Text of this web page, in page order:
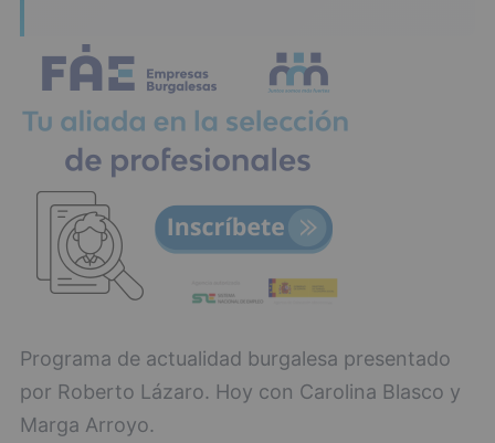
Programa de actualidad burgalesa presentado
por Roberto Lázaro. Hoy con Carolina Blasco y
Marga Arroyo.